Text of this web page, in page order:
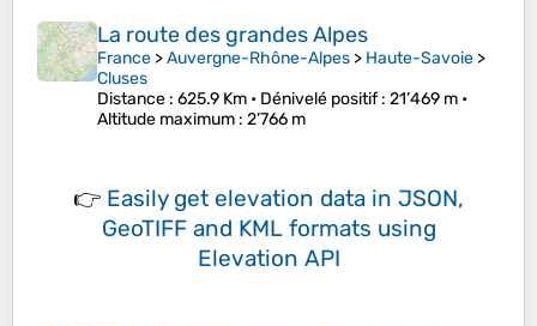
La route des grandes Alpes
France >Auvergne-Rhône-Alpes > Haute-Savoie >
Cluses
Distance : 625.9 Km • Dénivelé positif: 21’469 m •
Altitude maximum : 2’766 m
👉 Easily get elevation data in JSON,
GeoTIFF and KML formats using
Elevation API